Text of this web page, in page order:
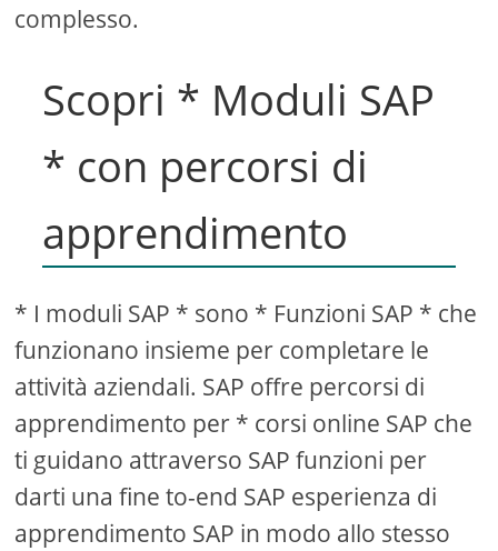
complesso.
Scopri * Moduli SAP
* con percorsi di
apprendimento
* I moduli SAP * sono * Funzioni SAP * che
funzionano insieme per completare le
attività aziendali. SAP offre percorsi di
apprendimento per * corsi online SAP che
ti guidano attraverso SAP funzioni per
darti una fine to-end SAP esperienza di
apprendimento SAP in modo allo stesso